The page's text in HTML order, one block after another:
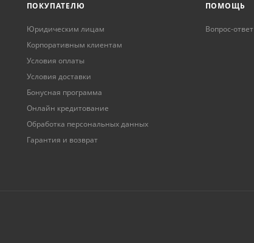
ПОКУПАТЕЛЮ
Юридическим лицам
Корпоративным клиентам
Условия оплаты
Условия доставки
Бонусная программа
Онлайн кредитование
Обработка персональных данных
Гарантия и возврат
ПОМОЩЬ
Вопрос-ответ